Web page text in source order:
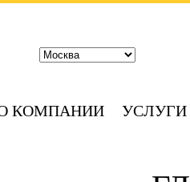
КОМПАНИИ УСЛУГИ